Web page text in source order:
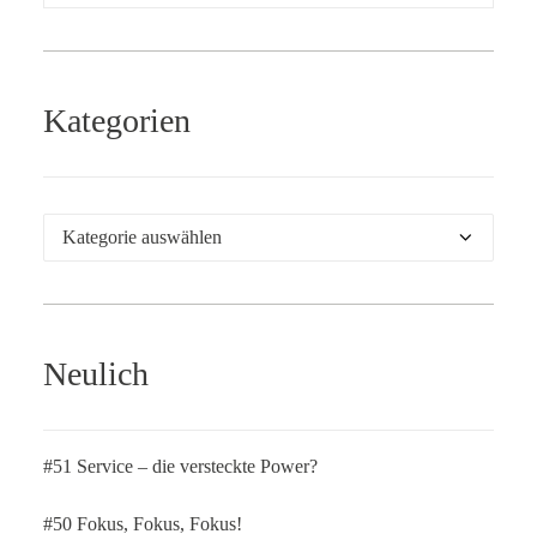
Kategorien
Kategorien
Neulich
#51 Service – die versteckte Power?
#50 Fokus, Fokus, Fokus!